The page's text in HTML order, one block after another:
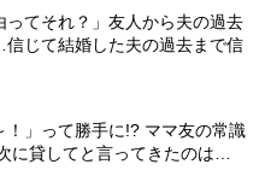
ってそれ？」友人から夫の過去
じて結婚した夫の過去まで信
！」って勝手に!? ママ友の常識
に貸してと言ってきたのは…